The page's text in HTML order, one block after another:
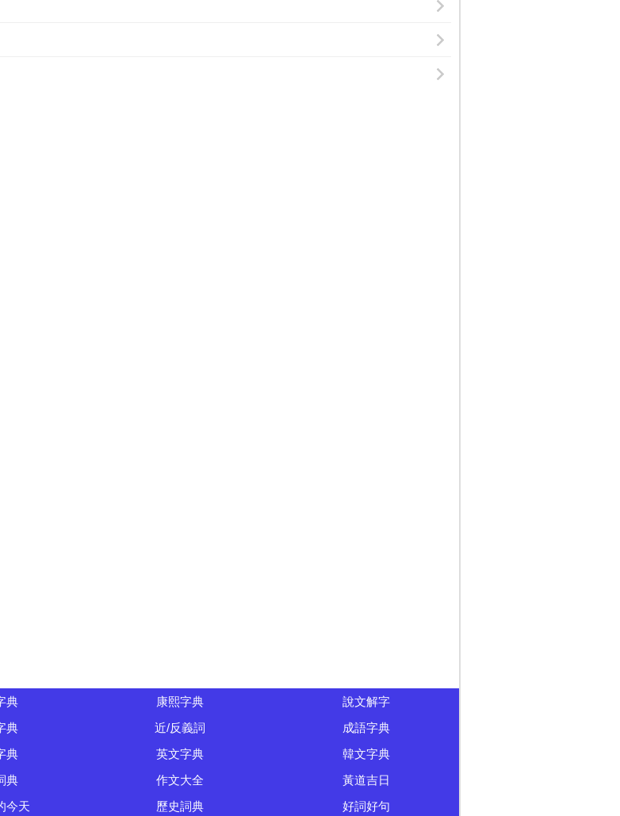
典 康熙字典
說文解字
典 近/反義詞
成語字典
典 英文字典
韓文字典
典 作文大全
黃道吉日
今天 歷史詞典 好詞好句